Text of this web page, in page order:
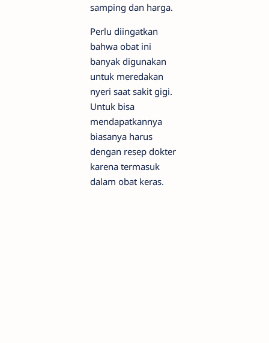
samping dan harga.
Perlu diingatkan
bahwa obat ini
banyak digunakan
untuk meredakan
nyeri saat sakit gigi.
Untuk bisa
mendapatkannya
biasanya harus
dengan resep dokter
karena termasuk
dalam obat keras.